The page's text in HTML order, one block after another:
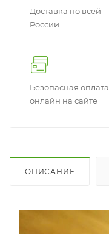
Доставка по всей
России
Безопасная оплата
онлайн на сайте
ОПИСАНИЕ